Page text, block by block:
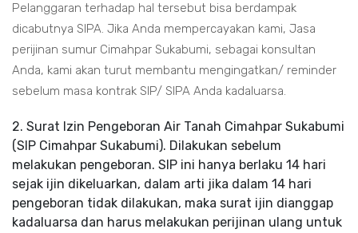
Pelanggaran terhadap hal tersebut bisa berdampak
dicabutnya SIPA. Jika Anda mempercayakan kami, Jasa
perijinan sumur Cimahpar Sukabumi, sebagai konsultan
Anda, kami akan turut membantu mengingatkan/ reminder
sebelum masa kontrak SIP/ SIPA Anda kadaluarsa.
2. Surat Izin Pengeboran Air Tanah Cimahpar Sukabumi
(SIP Cimahpar Sukabumi). Dilakukan sebelum
melakukan pengeboran. SIP ini hanya berlaku 14 hari
sejak ijin dikeluarkan, dalam arti jika dalam 14 hari
pengeboran tidak dilakukan, maka surat ijin dianggap
kadaluarsa dan harus melakukan perijinan ulang untuk